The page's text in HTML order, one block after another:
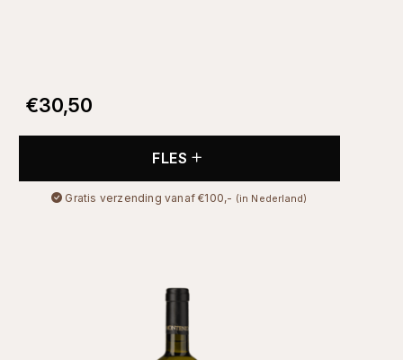
€30,50
FLES
Gratis verzending vanaf €100,- (in Nederland)